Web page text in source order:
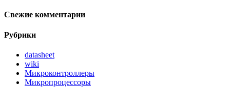
Свежие комментарии
Рубрики
datasheet
wiki
Микроконтроллеры
Микропроцессоры